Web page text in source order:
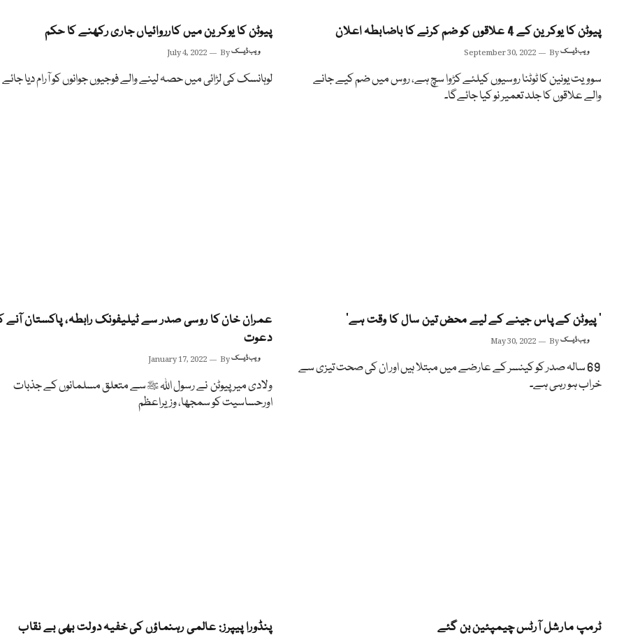
پیوٹن کا یوکرین کے 4 علاقوں کو ضم کرنے کا باضابطہ اعلان
September 30, 2022 Byویب ڈیسک
سوویت یونین کا ٹوٹنا روسیوں کیلئے کڑوا سچ ہے، روس میں ضم کیے جانے
والے علاقوں کا جلد تعمیر نو کیا جائےگا۔
پیوٹن کا یوکرین میں کارروائیاں جاری رکھنے کا حکم
July 4, 2022 Byویب ڈیسک
لوہانسک کی لڑائی میں حصہ لینے والے فوجیوں جوانوں کو آرام دیا جائے
’ پیوٹن کے پاس جینے کے لیے محض تین سال کا وقت ہے‘
May 30, 2022 Byویب ڈیسک
69 سالہ صدر کو کینسر کے عارضے میں مبتلا ہیں اور ان کی صحت تیزی سے
خراب ہو رہی ہے۔
عمران خان کا روسی صدر سے ٹیلیفونک رابطہ، پاکستان آنے
دعوت
January 17, 2022 Byویب ڈیسک
ولادی میر پیوٹن نے رسول اللہ ﷺسے متعلق مسلمانوں کے جذبات
اورحساسیت کو سمجھا، وزیراعظم
ٹرمپ مارشل آرٹس چیمپئین بن گئے پنڈورا پیپرز: عالمی رہنماؤں کی خفیہ دولت بھی بے نقاب